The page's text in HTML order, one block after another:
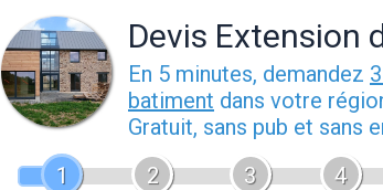
Devis Extension
En 5 minutes, demandez
batiment dans votre
Gratuit, sans pub et sans
1
2 3 4